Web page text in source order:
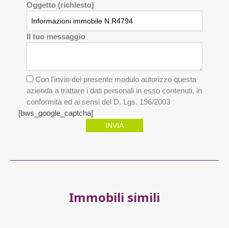
Oggetto (richiesto)
Il tuo messaggio
Con l'invio del presente modulo autorizzo questa
azienda a trattare i dati personali in esso contenuti, in
conformità ed ai sensi del D. Lgs. 196/2003
[bws_google_captcha]
INVIA
Immobili simili